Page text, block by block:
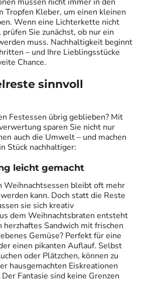
Tropfen Kleber, um einen kleinen
Wenn eine Lichterkette nicht
Sie zunächst, ob nur ein
muss. Nachhaltigkeit beginnt
– und Ihre Lieblingsstücke
Chance.
sinnvoll
Festessen übrig geblieben? Mit
sparen Sie nicht nur
auch die Umwelt – und machen
Stück nachhaltiger:
leicht gemacht
Weihnachtsessen bleibt oft mehr
kann. Doch statt die Reste
sie sich kreativ
dem Weihnachtsbraten entsteht
herzhaftes Sandwich mit frischen
Gemüse? Perfekt für eine
einen pikanten Auflauf. Selbst
oder Plätzchen, können zu
hausgemachten Eiskreationen
Fantasie sind keine Grenzen